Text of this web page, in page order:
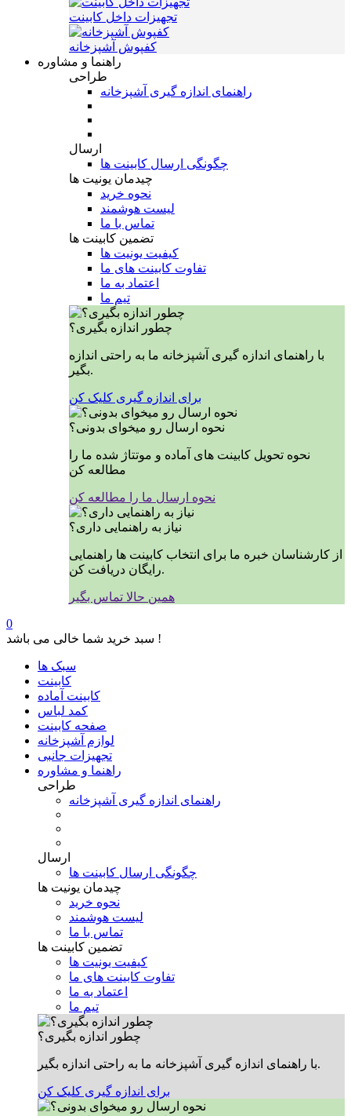
تجهیزات داخل کابینت
کفپوش آشپزخانه
راهنما و مشاوره
طراحی
راهنمای اندازه گیری آشپزخانه
ارسال
چگونگی ارسال کابینت ها
چیدمان یونیت ها
نحوه خرید
لیست هوشمند
تماس با ما
تضمین کابینت ها
کیفیت یونیت ها
تفاوت کابینت های ما
اعتماد به ما
تیم ما
چطور اندازه بگیری؟
با راهنمای اندازه گیری آشپزخانه ما به راحتی اندازه
بگیر.
برای اندازه گیری کلیک کن
نحوه ارسال رو میخوای بدونی؟
نحوه تحویل کابینت های آماده و موتتاژ شده ما را
مطالعه کن
نحوه ارسال ما را مطالعه کن
نیاز به راهنمایی داری؟
از کارشناسان خبره ما برای انتخاب کابینت ها راهنمایی
رایگان دریافت کن.
همین حالا تماس بگیر
0
سبد خرید شما خالی می باشد !
سبک ها
کابینت
کابینت آماده
کمد لباس
صفحه کابینت
لوازم آشپزخانه
تجهیزات جانبی
راهنما و مشاوره
طراحی
راهنمای اندازه گیری آشپزخانه
ارسال
چگونگی ارسال کابینت ها
چیدمان یونیت ها
نحوه خرید
لیست هوشمند
تماس با ما
تضمین کابینت ها
کیفیت یونیت ها
تفاوت کابینت های ما
اعتماد به ما
تیم ما
چطور اندازه بگیری؟
با راهنمای اندازه گیری آشپزخانه ما به راحتی اندازه بگیر.
برای اندازه گیری کلیک کن